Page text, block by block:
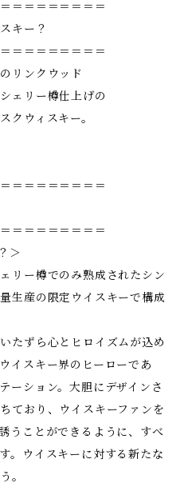
＝＝＝＝＝＝＝＝
キー？
＝＝＝＝＝＝＝＝
リンクウッド
ェリー樽仕上げの
クウィスキー。
＝＝＝＝＝＝＝＝
＝＝＝＝＝＝＝＝
＞
リー樽でのみ熟成されたシン
生産の限定ウイスキーで構成
たずら心とヒロイズムが込め
イスキー界のヒーローであ
ーション。大胆にデザインさ
ており、ウイスキーファンを
うことができるように、すべ
。ウイスキーに対する新たな
。